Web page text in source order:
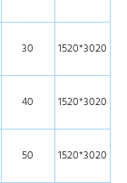
30 1520*3020
40 1520*3020
50 1520*3020